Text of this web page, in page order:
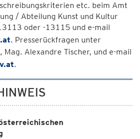
etc. beim Amt
/ Abteilung Kunst und Kultur
oder -13115 und e-mail
. Presserückfragen unter
Alexandre Tischer, und e-mail
.